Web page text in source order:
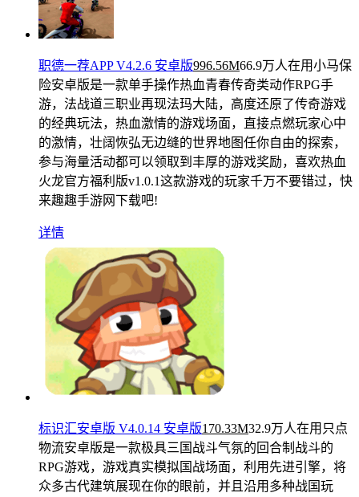
职德一荐APP V4.2.6 安卓版996.56M66.9万人在用小马保
险安卓版是一款单手操作热血青春传奇类动作RPG手
游，法战道三职业再现法玛大陆，高度还原了传奇游戏
的经典玩法，热血激情的游戏场面，直接点燃玩家心中
的激情，壮阔恢弘无边缝的世界地图任你自由的探索，
参与海量活动都可以领取到丰厚的游戏奖励，喜欢热血
火龙官方福利版v1.0.1这款游戏的玩家千万不要错过，快
来趣趣手游网下载吧!
详情
标识汇安卓版 V4.0.14 安卓版170.33M32.9万人在用 只点
物流安卓版是一款极具三国战斗气氛的回合制战斗的
RPG游戏，游戏真实模拟国战场面，利用先进引擎，将
众多古代建筑展现在你的眼前，并且沿用多种战国玩